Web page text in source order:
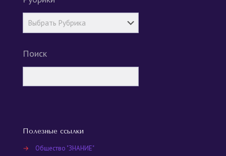
Поиск
Полезные ссылки
→ Общество "ЗНАНИЕ"